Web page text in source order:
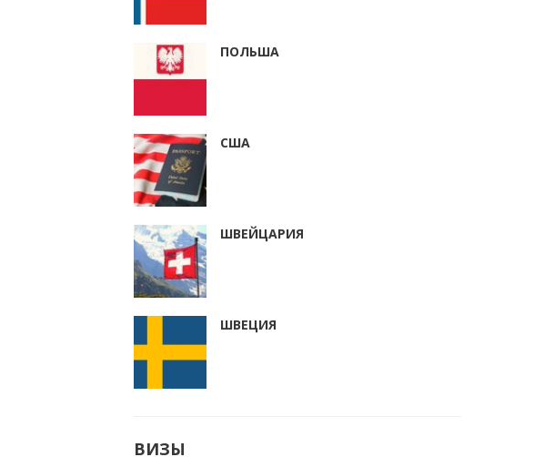
ПОЛЬША
США
ШВЕЙЦАРИЯ
ШВЕЦИЯ
ВИЗЫ